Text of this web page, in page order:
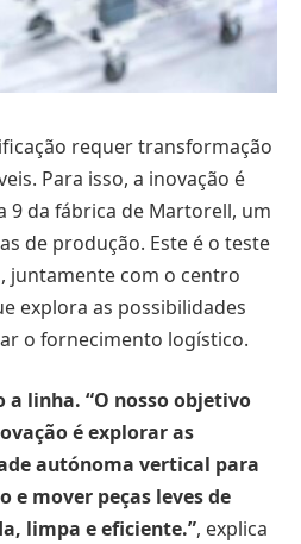
requer transformação
Para isso, a inovação é
9 da fábrica de Martorell, um
de produção. Este é o teste
juntamente com o centro
explora as possibilidades
o fornecimento logístico.
a linha. “O nosso objetivo
é explorar as
autónoma vertical para
e mover peças leves de
limpa e eficiente.”, explica